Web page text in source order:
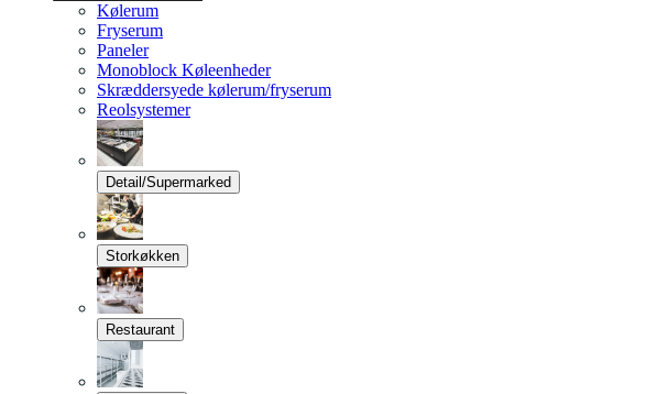
Kølerum
Fryserum
Paneler
Monoblock Køleenheder
Skræddersyede kølerum/fryserum
Reolsystemer
Detail/Supermarked
Storkøkken
Restaurant